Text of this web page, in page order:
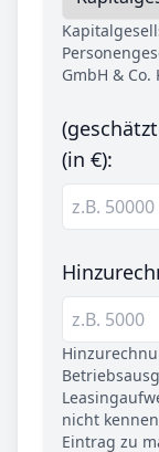
GmbH & Co.
(in €):
nicht
Eintrag zu